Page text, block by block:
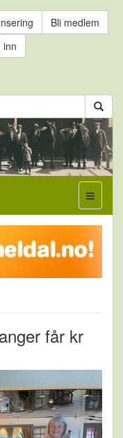
Bli medlem
inn
får kr